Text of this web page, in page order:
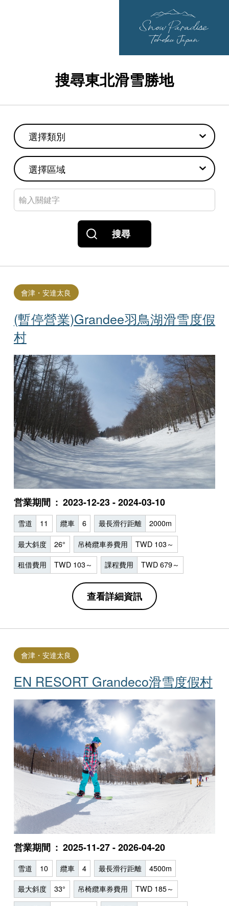
搜尋東北滑雪勝地
選擇類別
選擇區域
搜尋
(暫停營業)Grandee羽鳥湖滑雪度假
村
會津・安達太良
営業期間 2023-12-23 - 2024-03-10
雪道 11 纜車 6 最長滑行距離 2000m
最大斜度 26° 吊椅纜車券費用 TWD 103～
租借費用 TWD 103～ 課程費用 TWD 679～
查看詳細資訊
EN RESORT Grandeco滑雪度假村
會津・安達太良
営業期間 2025-11-27 - 2026-04-20
雪道 10 纜車 4 最長滑行距離 4500m
最大斜度 33° 吊椅纜車券費用 TWD 185～